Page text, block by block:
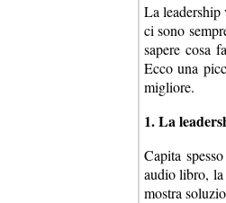
La leadership
ci sono
sapere cosa
Ecco una
migliore.
1. La
Capita
audio libro, la
mostra